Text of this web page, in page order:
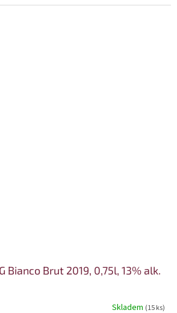
Bianco Brut 2019, 0,75l, 13% alk.
Skladem (15 ks)